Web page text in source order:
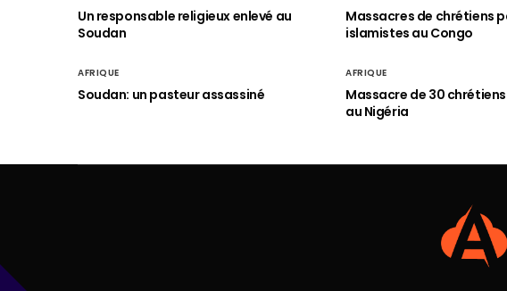
Un responsable religieux enlevé au
Soudan
Massacres de chrétiens
islamistes au Congo
AFRIQUE
Soudan: un pasteur assassiné
AFRIQUE
Massacre de 30
au Nigéria